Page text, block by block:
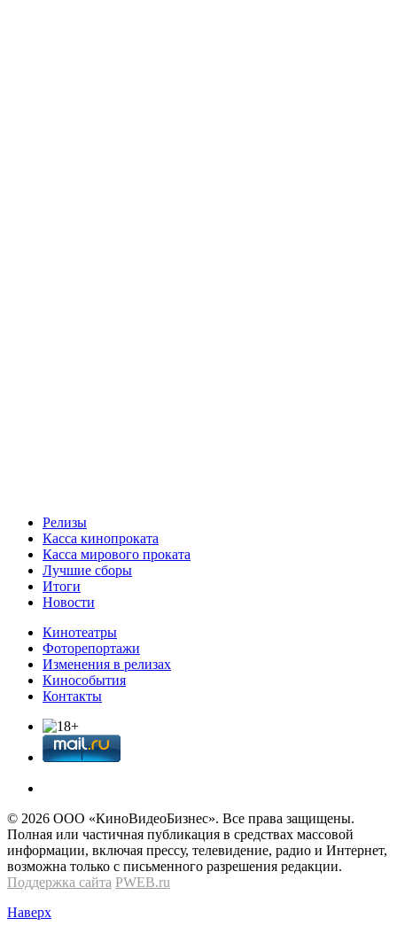
Релизы
Касса кинопроката
Касса мирового проката
Лучшие сборы
Итоги
Новости
Кинотеатры
Фоторепортажи
Изменения в релизах
Кинособытия
Контакты
© 2026 OOО «КиноВидеоБизнес». Все права защищены.
Полная или частичная публикация в средствах массовой
информации, включая прессу, телевидение, радио и Интернет,
возможна только с письменного разрешения редакции.
Поддержка сайта PWEB.ru
Наверх